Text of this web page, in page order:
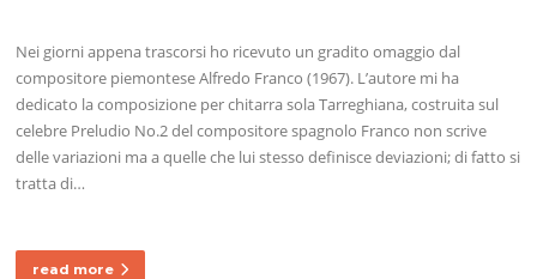
Nei giorni appena trascorsi ho ricevuto un gradito omaggio dal
compositore piemontese Alfredo Franco (1967). L’autore mi ha
dedicato la composizione per chitarra sola Tarreghiana, costruita sul
celebre Preludio No.2 del compositore spagnolo Franco non scrive
delle variazioni ma a quelle che lui stesso definisce deviazioni; di fatto si
tratta di…
read more